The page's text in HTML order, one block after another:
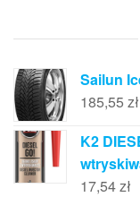
Sailun
185,55 zł
K2
17,54zł